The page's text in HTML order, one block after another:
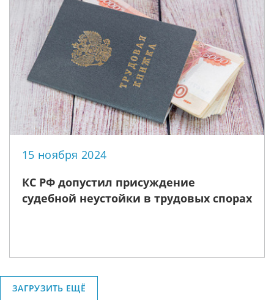
15 ноября 2024
КС РФ допустил присуждение
судебной неустойки в трудовых спорах
ЗАГРУЗИТЬ ЕЩЁ